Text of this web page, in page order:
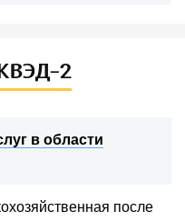
2
в области
после